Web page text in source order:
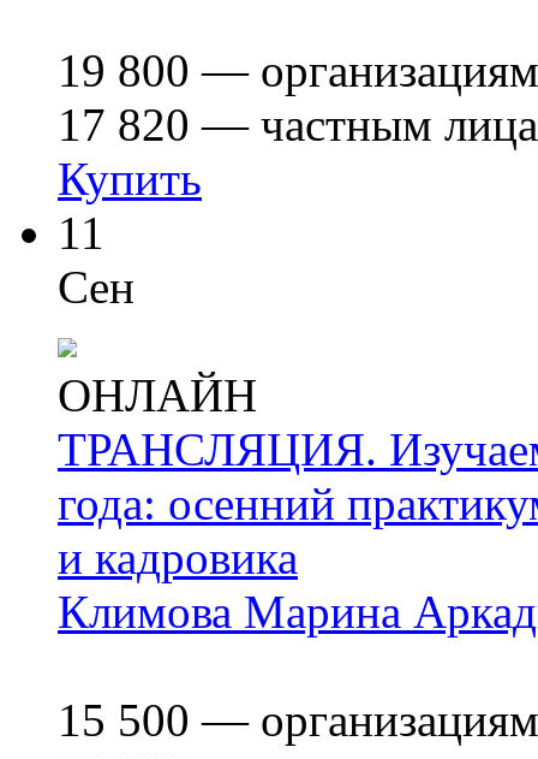
19 800— организациям
17 820— частным
Купить
11
Сен
ОНЛАЙН
ТРАНСЛЯЦИЯ. Изучаем
года: осенний
и кадровика
Климова Марина
15 500— организациям